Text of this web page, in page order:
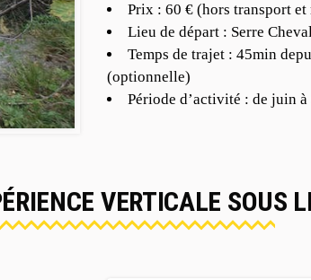
Prix : 60 € (hors transport et
Lieu de départ : Serre
Temps de trajet : 45min
(optionnelle)
Période d’activité : de juin à
VERTICALE SOUS